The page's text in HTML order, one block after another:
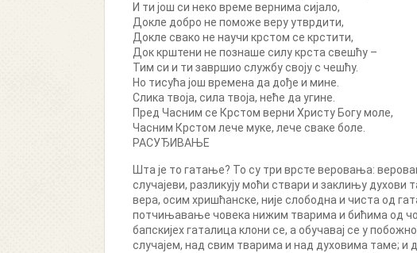
И ти још си неко време вернима сијало,
Докле добро не поможе веру утврдити,
Докле свако не научи крстом се крстити,
Док крштени не познаше силу крста свешћу –
Тим си и ти завршио службу своју c чешћу.
Но тисућа још времена да дође и мине.
Слика твоја, сила твоја, неће да угине.
Пред Часним се Крстом верни Христу Богу моле,
Часним Крстом лече муке, лече сваке боле.
РАСУЂИВАЊЕ
Шта је то гатање? То су три врсте веровања:
случајеви, разликују моћи ствари и заклињу
вера, осим хришћанске, није слободна и чиста од
потчињавање човека нижим тварима и бићима од
бапскијех гаталица клони се, а обучавај се у
случајем, над свим тварима и над духовима таме; и